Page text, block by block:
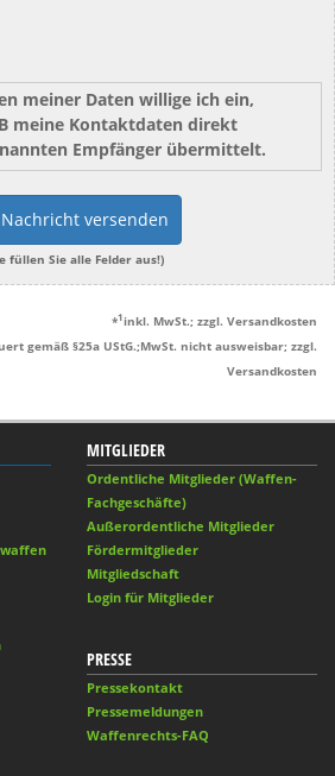
meiner Daten willige ich ein,
meine Kontaktdaten direkt
Empfänger übermittelt.
versenden
füllen Sie alle Felder aus!)
*1inkl. MwSt.; zzgl. Versandkosten
gemäß §25a UStG.;MwSt. nicht ausweisbar; zzgl.
Versandkosten
MITGLIEDER
Ordentliche Mitglieder (Waffen-
Fachgeschäfte)
Außerordentliche Mitglieder
Fördermitglieder
Mitgliedschaft
Login für Mitglieder
PRESSE
Pressekontakt
Pressemeldungen
Waffenrechts-FAQ